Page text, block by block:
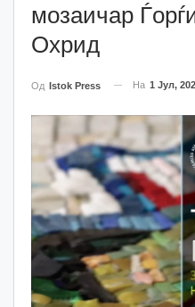
мозаичар
Охрид
Од Istok Press На 1 Јул,